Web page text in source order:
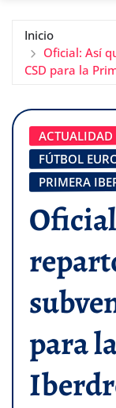
Inicio
Oficial: Así
CSD para la
ACTUALIDAD
FÚTBOL
PRIMERA
para